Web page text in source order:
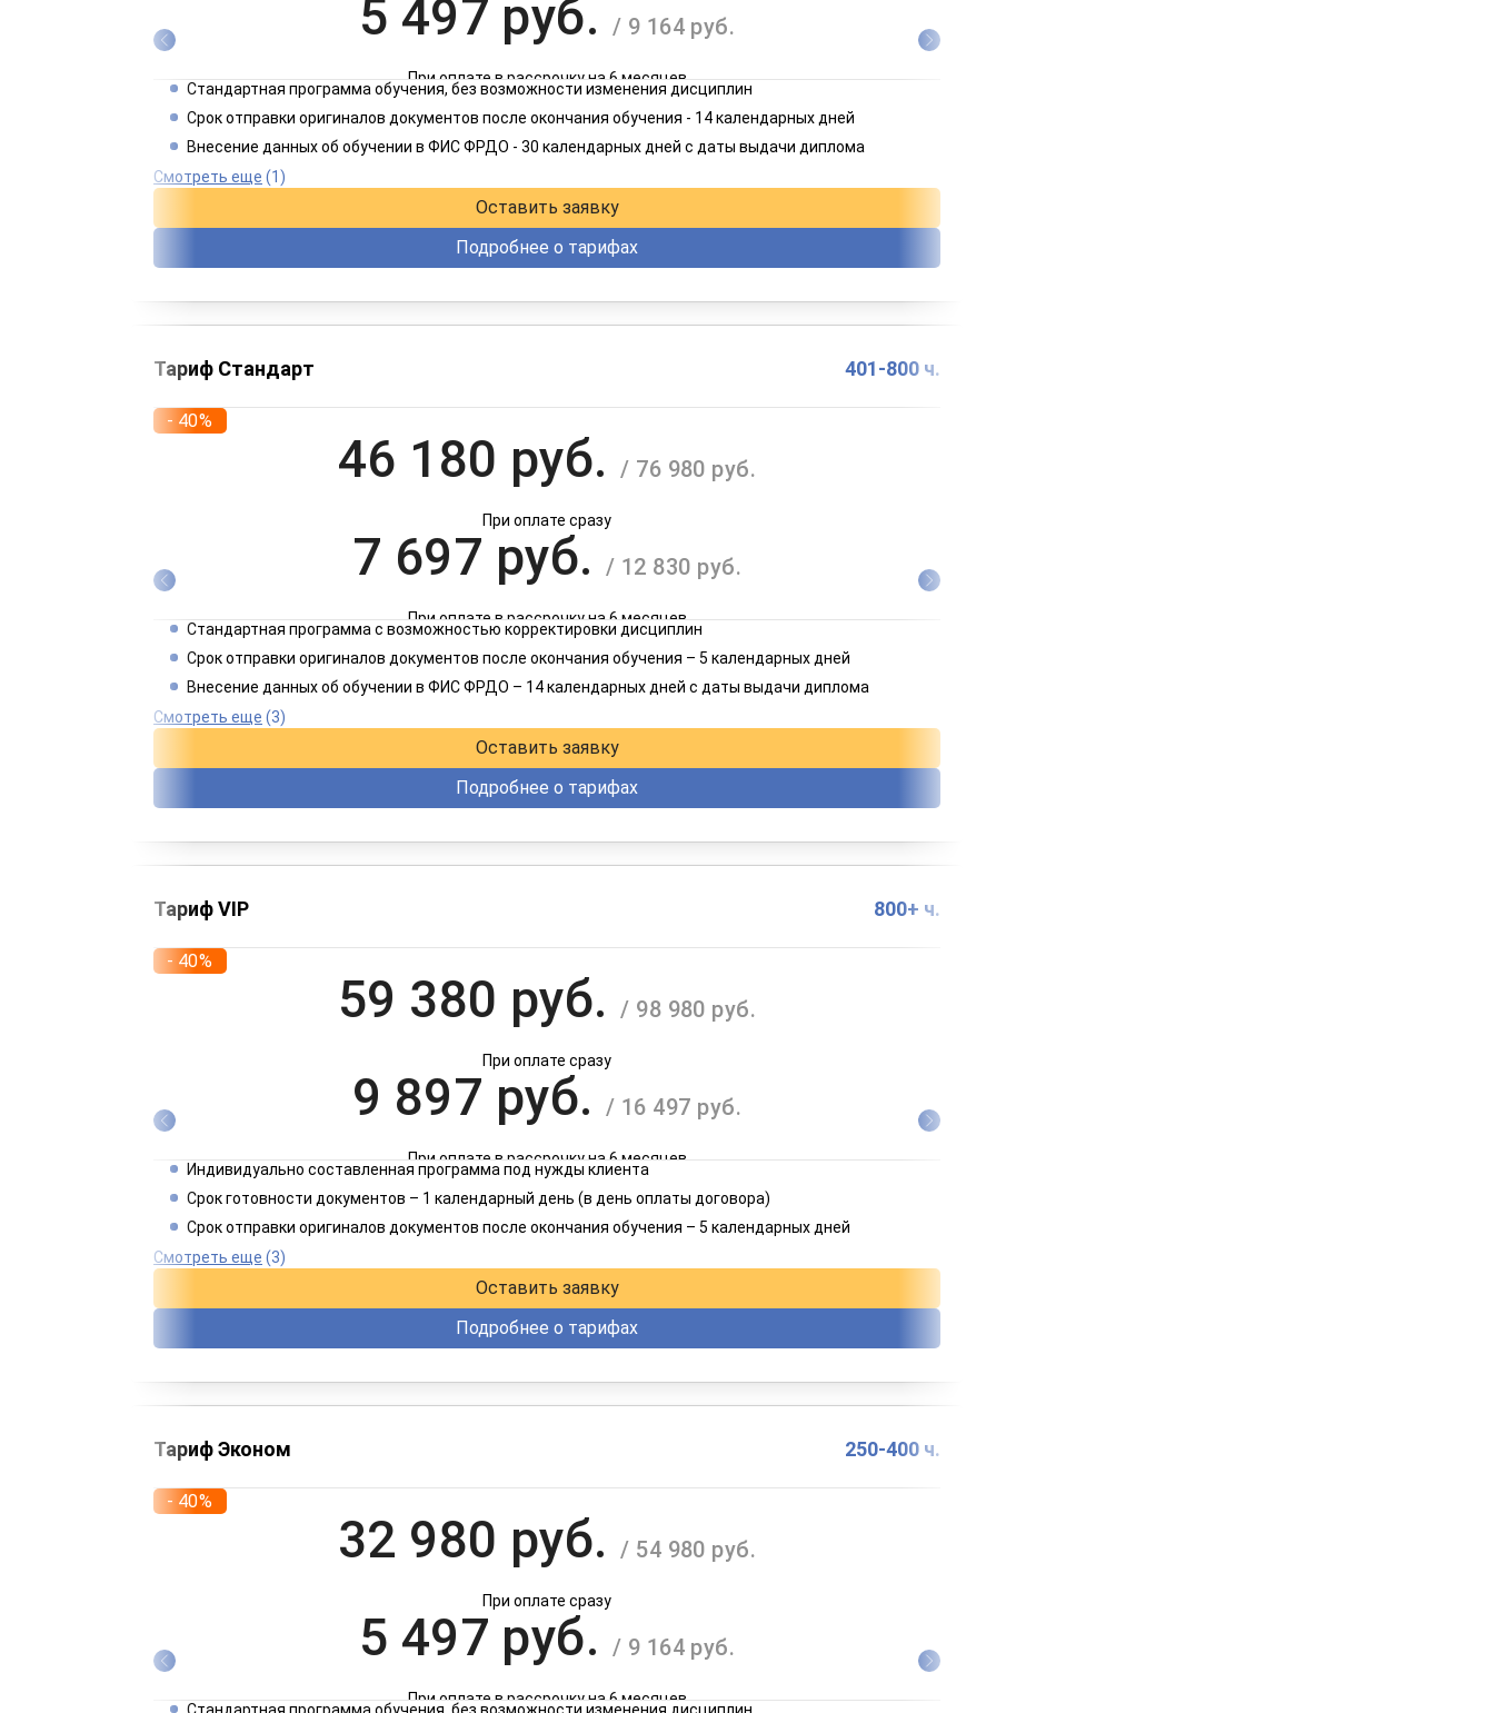
5 497 руб. / 9 164 руб.
При оплате в рассрочку на 6 месяцев
2 749 руб./ 4 582 руб.
Стандартная программа обучения, без возможности изменения дисциплин
Срок отправки оригиналов документов после окончания обучения - 14 календарных дней
Внесение данных об обучении в ФИС ФРДО - 30 календарных дней с даты выдачи диплома
Смотреть еще (1)
Оставить заявку
Подробнее о тарифах
Тариф Стандарт 401-800 ч.
- 40%
46 180 руб./ 76 980 руб.
При оплате сразу
7 697 руб./ 12 830 руб.
При оплате в рассрочку на 6 месяцев
3 849 руб./ 6 415 руб.
Стандартная программа с возможностью корректировки дисциплин
Срок отправки оригиналов документов после окончания обучения – 5 календарных дней
Внесение данных об обучении в ФИС ФРДО – 14 календарных дней с даты выдачи диплома
Смотреть еще (3)
Оставить заявку
Подробнее о тарифах
Тариф VIP 800+ ч.
- 40%
59 380 руб./ 98 980 руб.
При оплате сразу
9 897 руб./ 16 497 руб.
При оплате в рассрочку на 6 месяцев
4 949 руб./ 8 249 руб.
Индивидуально составленная программа под нужды клиента
Срок готовности документов – 1 календарный день (в день оплаты договора)
Срок отправки оригиналов документов после окончания обучения – 5 календарных дней
Смотреть еще (3)
Оставить заявку
Подробнее о тарифах
Тариф Эконом 250-400 ч.
- 40%
32 980 руб./ 54 980 руб.
При оплате сразу
5 497 руб. / 9 164 руб.
При оплате в рассрочку на 6 месяцев